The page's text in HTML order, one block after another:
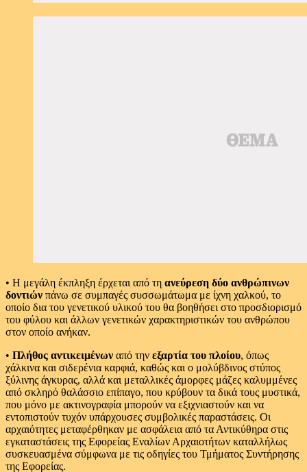
• Η μεγάλη έκπληξη έρχεται από τη ανεύρεση δύο ανθρώπινων
δοντιών πάνω σε συμπαγές συσσωμάτωμα με ίχνη χαλκού, το
οποίο δια του γενετικού υλικού του θα βοηθήσει στο προσδιορισμό
του φύλου και άλλων γενετικών χαρακτηριστικών του ανθρώπου
στον οποίο ανήκαν.
• Πλήθος αντικειμένων από την εξαρτία του πλοίου, όπως
χάλκινα και σιδερένια καρφιά, καθώς και ο μολύβδινος στύπος
ξύλινης άγκυρας, αλλά και μεταλλικές άμορφες μάζες καλυμμένες
από σκληρό θαλάσσιο επίπαγο, που κρύβουν τα δικά τους μυστικά,
που μόνο με ακτινογραφία μπορούν να εξιχνιαστούν και να
εντοπιστούν τυχόν υπάρχουσες συμβολικές παραστάσεις. Οι
αρχαιότητες μεταφέρθηκαν με ασφάλεια από τα Αντικύθηρα στις
εγκαταστάσεις της Εφορείας Εναλίων Αρχαιοτήτων καταλλήλως
συσκευασμένα σύμφωνα με τις οδηγίες του Τμήματος Συντήρησης
της Εφορείας.